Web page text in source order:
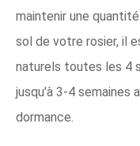
maintenir une
sol de votre rosier, il
naturels toutes les 4
jusqu'à 3-4 semaines
dormance.